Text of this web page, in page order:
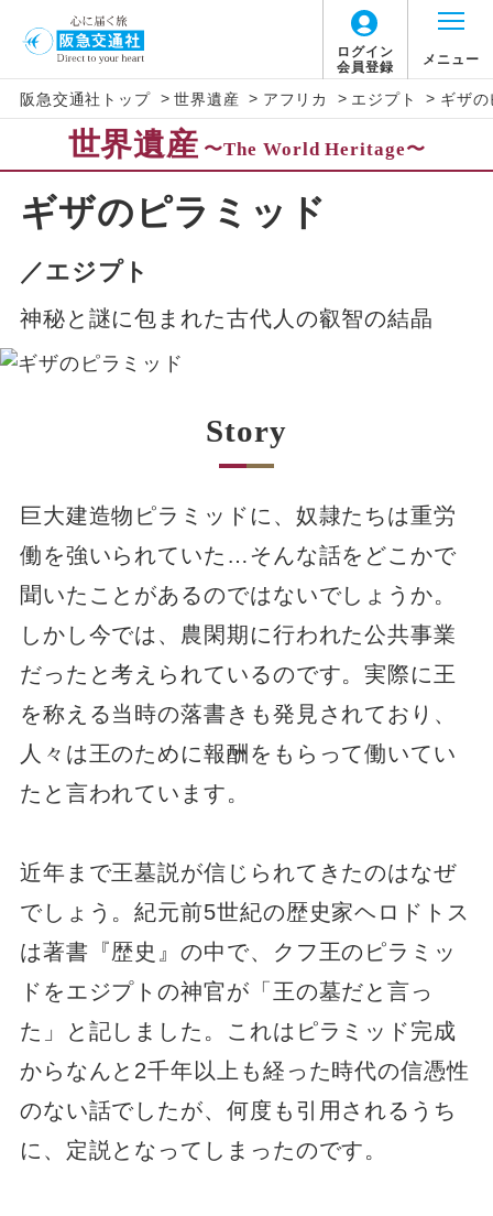
ログイン
会員登録
メニュー
阪急交通社トップ > 世界遺産 > アフリカ > エジプト > ギザ
世界遺産 〜The World Heritage〜
ギザのピラミッド
／エジプト
神秘と謎に包まれた古代人の叡智の結晶
Story
巨大建造物ピラミッドに、奴隷たちは重労
働を強いられていた…そんな話をどこかで
聞いたことがあるのではないでしょうか。
しかし今では、農閑期に行われた公共事業
だったと考えられているのです。実際に王
を称える当時の落書きも発見されており、
人々は王のために報酬をもらって働いてい
たと言われています。
近年まで王墓説が信じられてきたのはなぜ
でしょう。紀元前5世紀の歴史家ヘロドトス
は著書『歴史』の中で、クフ王のピラミッ
ドをエジプトの神官が「王の墓だと言っ
た」と記しました。これはピラミッド完成
からなんと2千年以上も経った時代の信憑性
のない話でしたが、何度も引用されるうち
に、定説となってしまったのです。